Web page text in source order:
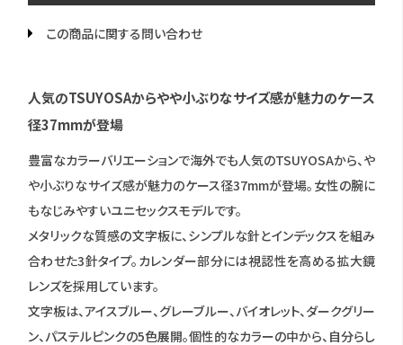
この商品に関する問い合わせ
人気のTSUYOSAからやや小ぶりなサイズ感が魅力のケース
径37mmが登場
豊富なカラーバリエーションで海外でも人気のTSUYOSAから、や
や小ぶりなサイズ感が魅力のケース径37mmが登場。女性の腕に
もなじみやすいユニセックスモデルです。
メタリックな質感の文字板に、シンプルな針とインデックスを組み
合わせた3針タイプ。カレンダー部分には視認性を高める拡大鏡
レンズを採用しています。
文字板は、アイスブルー、グレーブルー、バイオレット、ダークグリー
ン、パステルピンクの5色展開。個性的なカラーの中から、自分らし